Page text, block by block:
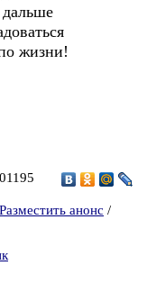
жизни!
Разместить анонс /